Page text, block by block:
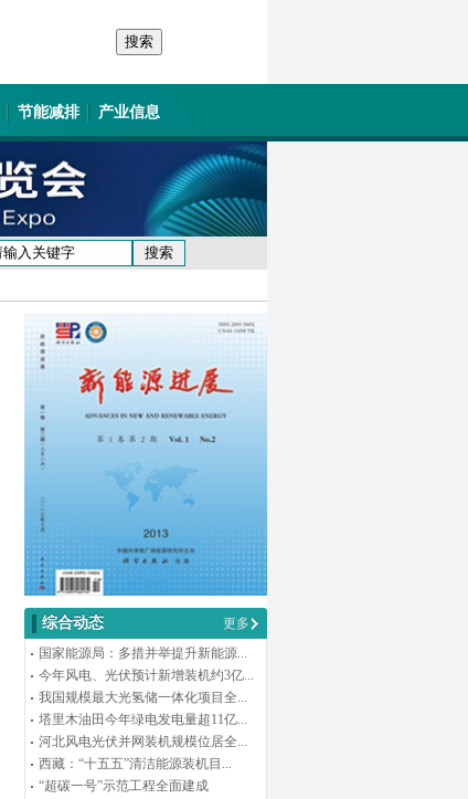
节能减排 产业信息
综合动态
更多
国家能源局：多措并举提升新能源...
今年风电、光伏预计新增装机约3亿...
我国规模最大光氢储一体化项目全...
塔里木油田今年绿电发电量超11亿...
河北风电光伏并网装机规模位居全...
西藏：“十五五”清洁能源装机目...
“超碳一号”示范工程全面建成